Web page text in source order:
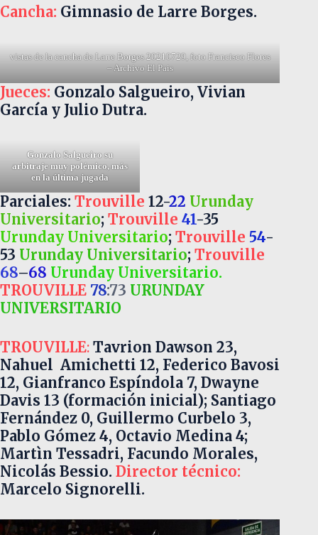
Cancha: Gimnasio de Larre Borges.
vistas de la cancha de Larre Borges 20210729, foto Francisco Flores
– Archivo El Pais
Jueces: Gonzalo Salgueiro, Vivian
García y Julio Dutra.
Gonzalo Salgueirosu
arbitraje muy polémico, más
en la última jugada
Parciales: Trouville 12-22 Urunday
Universitario; Trouville 41-35
Urunday Universitario; Trouville 54-
53 Urunday Universitario; Trouville
68–68 Urunday Universitario.
TROUVILLE 78:73 URUNDAY
UNIVERSITARIO
TROUVILLE: Tavrion Dawson 23,
Nahuel Amichetti 12, Federico Bavosi
12, Gianfranco Espíndola 7, Dwayne
Davis 13 (formación inicial); Santiago
Fernández 0, Guillermo Curbelo 3,
Pablo Gómez 4, Octavio Medina 4;
Martìn Tessadri, Facundo Morales,
Nicolás Bessio. Director técnico:
Marcelo Signorelli.